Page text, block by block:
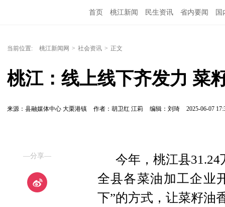
首页 桃江新闻 民生资讯 省内要闻 国
当前位置: 桃江新闻网 > 社会资讯 > 正文
桃江：线上线下齐发力 菜
来源：县融媒体中心 大栗港镇 作者：胡卫红 江莉 编辑：刘琦 2025-06-07
—分享—
今年，桃江县
全县各菜油加工企业
下”的方式，让菜籽油